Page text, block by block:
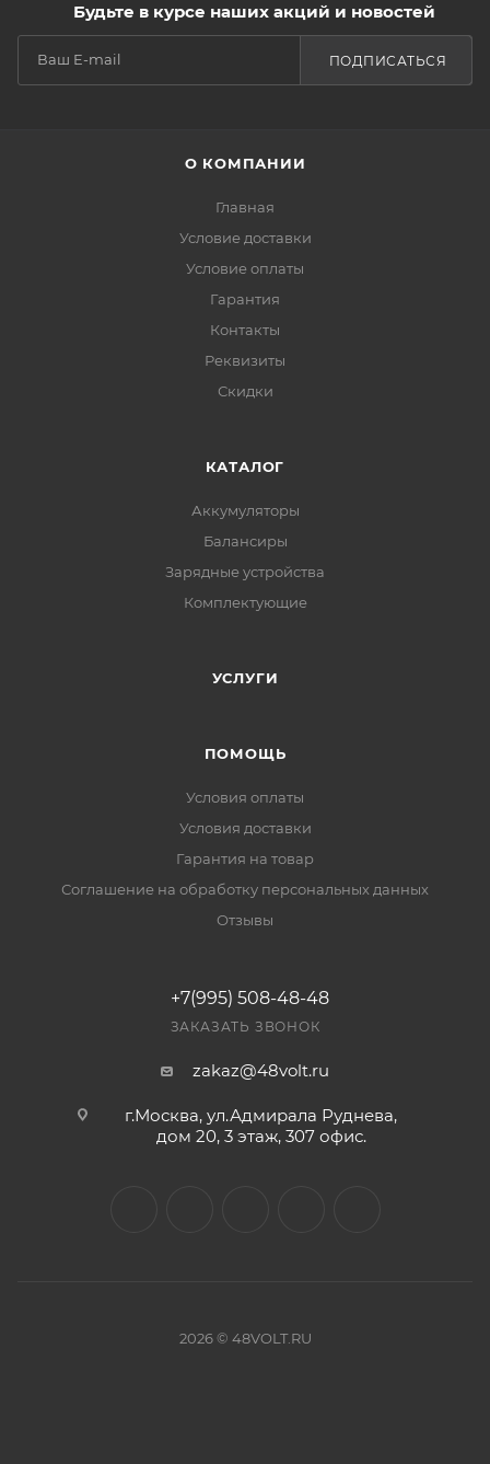
Будьте в курсе наших акций и новостей
ПОДПИСАТЬСЯ
О КОМПАНИИ
Главная
Условие доставки
Условие оплаты
Гарантия
Контакты
Реквизиты
Скидки
КАТАЛОГ
Аккумуляторы
Балансиры
Зарядные устройства
Комплектующие
УСЛУГИ
ПОМОЩЬ
Условия оплаты
Условия доставки
Гарантия на товар
Соглашение на обработку персональных данных
Отзывы
+7(995) 508-48-48
ЗАКАЗАТЬ ЗВОНОК
zakaz@48volt.ru
г.Москва, ул.Адмирала Руднева,
дом 20, 3 этаж, 307 офис.
2026 © 48VOLT.RU